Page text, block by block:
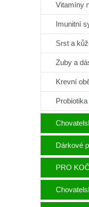
Vitamíny
Imunitní
Srst a
Zuby a
Krevní
Dárkové
PRO